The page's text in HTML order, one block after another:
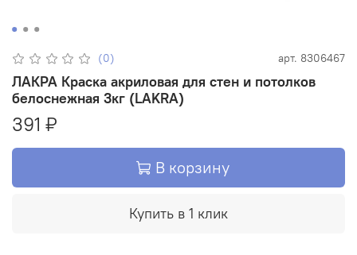
(0) арт. 8306467
ЛАКРА Краска акриловая для стен и потолков
белоснежная 3кг (LAKRA)
391 ₽
В корзину
Купить в 1 клик